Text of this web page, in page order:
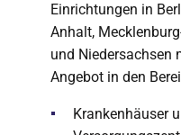
Einrichtungen in
Anhalt,
und Niedersachsen
Angebot in den
Krankenhäuser